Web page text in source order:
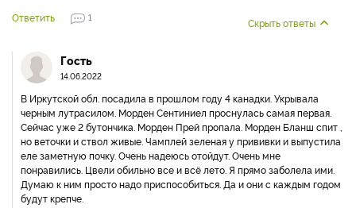
Ответить 1 Скрыть ответы
Гость
14.06.2022
В Иркутской обл. посадила в прошлом году 4 канадки. Укрывала
черным лутрасилом. Морден Сентиниел проснулась самая первая.
Сейчас уже 2 бутончика. Морден Прей пропала. Морден Бланш спит ,
но веточки и ствол живые. Чамплей зеленая у прививки и выпустила
еле заметную почку. Очень надеюсь отойдут. Очень мне
понравились. Цвели обильно все и всё лето. Я прямо заболела ими.
Думаю к ним просто надо приспособиться. Да и они с каждым годом
будут крепче.